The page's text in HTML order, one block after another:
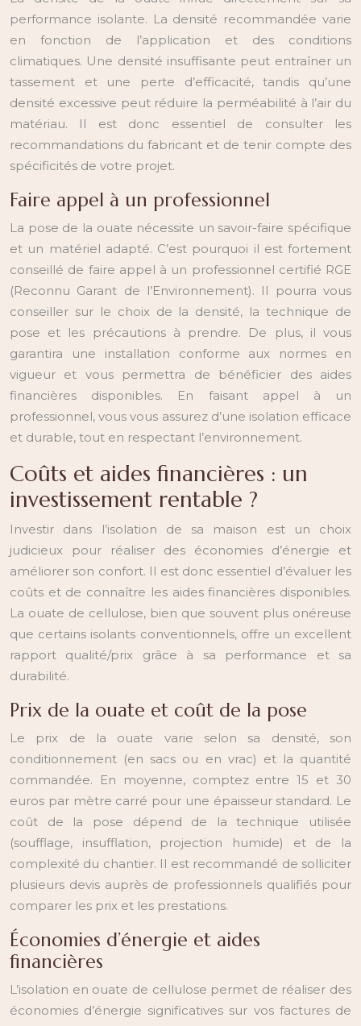
performance isolante. La densité recommandée varie
en fonction de l’application et des conditions
climatiques. Une densité insuffisante peut entraîner un
tassement et une perte d’efficacité, tandis qu’une
densité excessive peut réduire la perméabilité à l’air du
matériau. Il est donc essentiel de consulter les
recommandations du fabricant et de tenir compte des
spécificités de votre projet.
Faire appel à un professionnel
La pose de la ouate nécessite un savoir-faire spécifique
et un matériel adapté. C’est pourquoi il est fortement
conseillé de faire appel à un professionnel certifié RGE
(Reconnu Garant de l’Environnement). Il pourra vous
conseiller sur le choix de la densité, la technique de
pose et les précautions à prendre. De plus, il vous
garantira une installation conforme aux normes en
vigueur et vous permettra de bénéficier des aides
financières disponibles. En faisant appel à un
professionnel, vous vous assurez d’une isolation efficace
et durable, tout en respectant l’environnement.
Coûts et aides financières : un
investissement rentable ?
Investir dans l’isolation de sa maison est un choix
judicieux pour réaliser des économies d’énergie et
améliorer son confort. Il est donc essentiel d’évaluer les
coûts et de connaître les aides financières disponibles.
La ouate de cellulose, bien que souvent plus onéreuse
que certains isolants conventionnels, offre un excellent
rapport qualité/prix grâce à sa performance et sa
durabilité.
Prix de la ouate et coût de la pose
Le prix de la ouate varie selon sa densité, son
conditionnement (en sacs ou en vrac) et la quantité
commandée. En moyenne, comptez entre 15 et 30
euros par mètre carré pour une épaisseur standard. Le
coût de la pose dépend de la technique utilisée
(soufflage, insufflation, projection humide) et de la
complexité du chantier. Il est recommandé de solliciter
plusieurs devis auprès de professionnels qualifiés pour
comparer les prix et les prestations.
Économies d’énergie et aides
financières
L’isolation en ouate de cellulose permet de réaliser des
économies d’énergie significatives sur vos factures de